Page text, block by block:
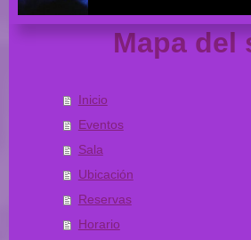
Mapa del
Inicio
Eventos
Sala
Ubicación
Reservas
Horario